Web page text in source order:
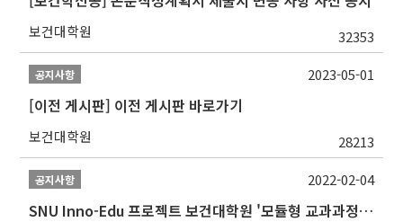
보건대학원 32353
공지사항
[이전 게시판] 이전 게시판 바로가기
보건대학원 28213
2023-05-01
공지사항
SNU Inno-Edu 프로젝트 보건대학원 '모듈형 교과과정' 안내(revised 2022/2/28)
2022-02-04